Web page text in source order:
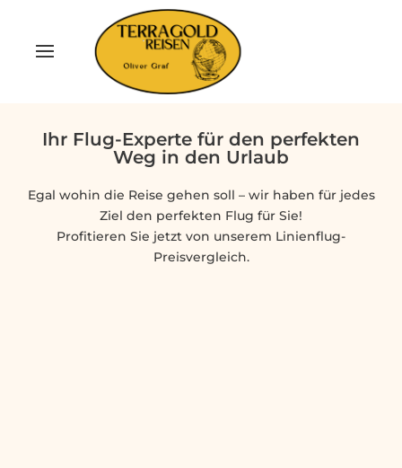
Ihr Flug-Experte für den perfekten
Weg in den Urlaub
Egal wohin die Reise gehen soll – wir haben für jedes
Ziel den perfekten Flug für Sie!
Profitieren Sie jetzt von unserem Linienflug-
Preisvergleich.